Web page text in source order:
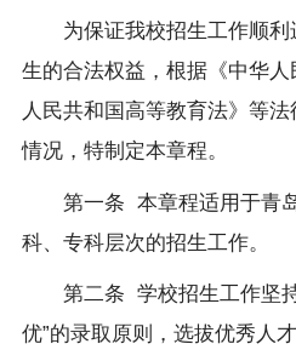
为保证我校招生工作顺
生的合法权益，根据《中华
人民共和国高等教育法》等
情况，特制定本章程。
第一条 本章程适用于青
科、专科层次的招生工作。
第二条 学校招生工作坚
优”的录取原则，选拔优秀人